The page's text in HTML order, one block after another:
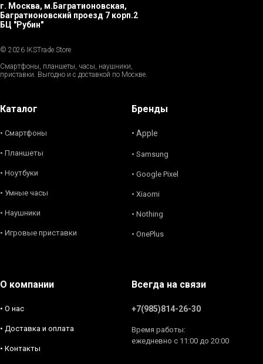
г. Москва, м.Багратионовская,
Багратионовский проезд 7 корп.2
БЦ "Рубин"
© 2026 IKSTrade.Store
Смартфоны, планшеты, часы, наушники,
приставки. Выгодно и с доставкой по Москве.
Каталог
• Смартфоны
• Планшеты
• Ноутбуки
• Умные часы
• Наушники
• Игровые приставки
Бренды
• Apple
• Samsung
• Google Pixel
• Xiaomi
• Nothing
• OnePlus
О компании
• О нас
• Доставка и оплата
• Контакты
Всегда на связи
+7(985)814-26-30
Время работы:
ежедневно с 11:00 до 20:00